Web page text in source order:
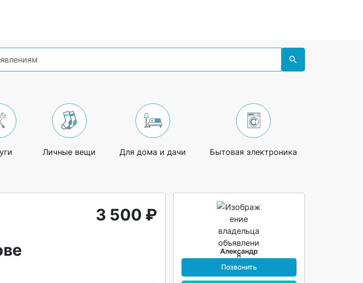
Личные вещи Для дома и дачи Бытовая электроника
3 500 ₽
Александр
Позвонить